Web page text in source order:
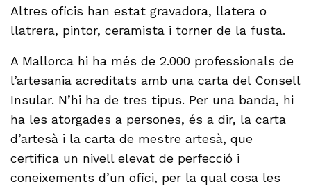
Altres oficis han estat gravadora, llatera o
llatrera, pintor, ceramista i torner de la fusta.
A Mallorca hi ha més de 2.000 professionals de
l’artesania acreditats amb una carta del Consell
Insular. N’hi ha de tres tipus. Per una banda, hi
ha les atorgades a persones, és a dir, la carta
d’artesà i la carta de mestre artesà, que
certifica un nivell elevat de perfecció i
coneixements d’un ofici, per la qual cosa les